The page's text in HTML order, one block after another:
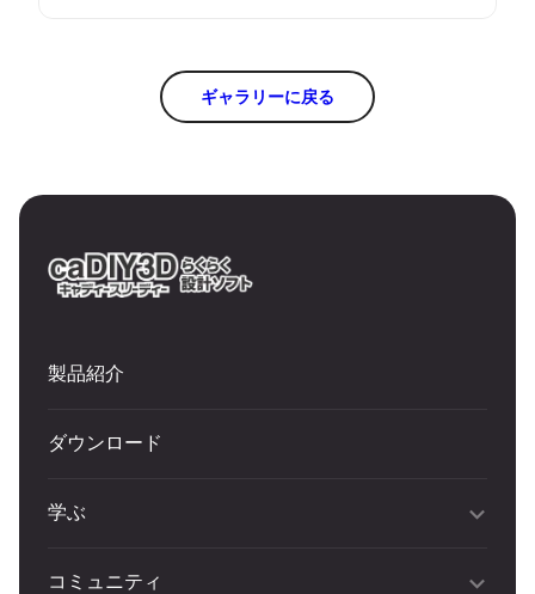
ギャラリーに戻る
製品紹介
ダウンロード
学ぶ
コミュニティ